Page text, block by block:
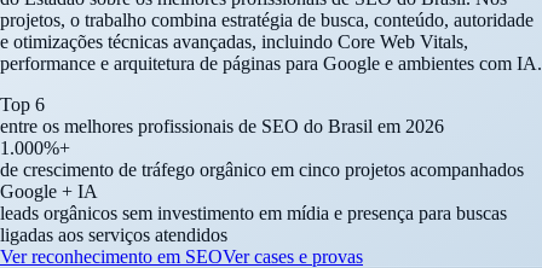
projetos, o trabalho combina estratégia de busca, conteúdo, autoridade
e otimizações técnicas avançadas, incluindo Core Web Vitals,
performance e arquitetura de páginas para Google e ambientes com IA.
Top 6
entre os melhores profissionais de SEO do Brasil em 2026
1.000%+
de crescimento de tráfego orgânico em cinco projetos acompanhados
Google + IA
leads orgânicos sem investimento em mídia e presença para buscas
ligadas aos serviços atendidos
Ver reconhecimento em SEOVer cases e provas